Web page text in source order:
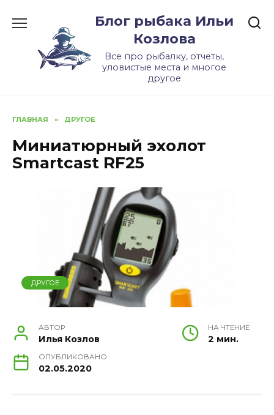
Блог рыбака Ильи
Козлова
Все про рыбалку, отчеты,
уловистые места и многое
другое
ГЛАВНАЯ » ДРУГОЕ
Миниатюрный эхолот
Smartcast RF25
ДРУГОЕ
АВТОР
Илья Козлов
НА ЧТЕНИЕ
2 мин.
ОПУБЛИКОВАНО
02.05.2020